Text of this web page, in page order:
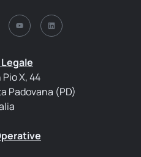
X, 44
Padovana (PD)